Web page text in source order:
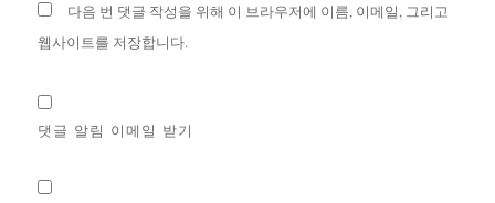
다음 번 댓글 작성을 위해 이 브라우저에 이름, 이메일, 그리고
웹사이트를 저장합니다.
댓글 알림 이메일 받기